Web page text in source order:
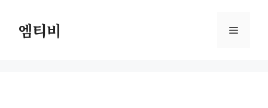
엠티비 메